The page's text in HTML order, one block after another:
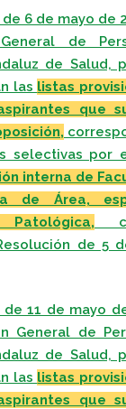
6 de mayo de
de
de Salud,
las listas
que
selectivas por
interna de
de Área,
Patológica,
de 5
de 11 de mayo
General de
de Salud,
las listas
que